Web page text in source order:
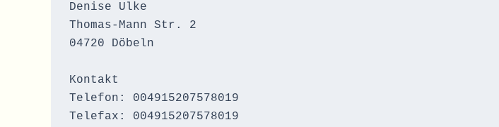
Denise Ulke
Thomas-Mann Str. 2
04720 Döbeln
Kontakt
Telefon: 004915207578019
Telefax: 004915207578019